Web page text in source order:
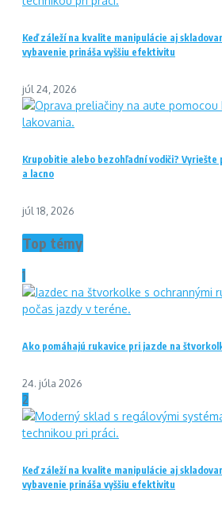
Keď záleží na kvalite manipulácie aj
vybavenie prináša vyššiu efektivitu
júl 24, 2026
Krupobitie alebo bezohľadní vodiči?
a lacno
júl 18, 2026
Top témy
1
Ako pomáhajú rukavice pri jazde na
24. júla 2026
2
Keď záleží na kvalite manipulácie aj
vybavenie prináša vyššiu efektivitu